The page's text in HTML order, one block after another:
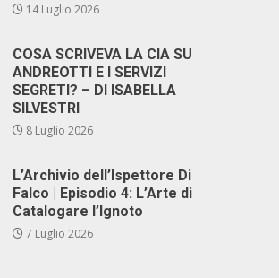
14 Luglio 2026
COSA SCRIVEVA LA CIA SU
ANDREOTTI E I SERVIZI
SEGRETI? – DI ISABELLA
SILVESTRI
8 Luglio 2026
L’Archivio dell’Ispettore Di
Falco | Episodio 4: L’Arte di
Catalogare l’Ignoto
7 Luglio 2026